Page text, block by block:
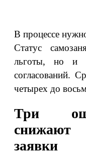
В процессе
Статус
льготы, но и
согласований.
четырех до
Три
снижают
заявки